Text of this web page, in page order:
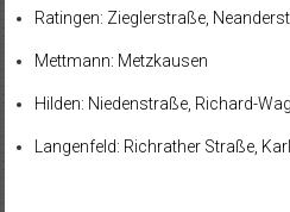
Ratingen: Zieglerstraße,
Mettmann: Metzkausen
Hilden: Niedenstraße, Richard-
Langenfeld: Richrather Straße,